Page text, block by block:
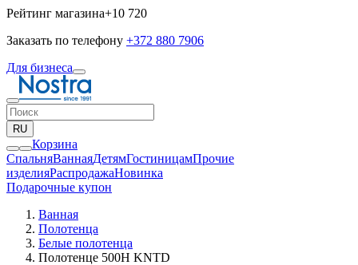
Рейтинг магазина+10 720
Заказать по телефону +372 880 7906
Для бизнеса
RU
Корзина
СпальняВаннаяДетямГостиницамПрочие
изделияPаспродажаНовинка
Подарочные купон
Ванная
Полотенца
Белые полотенца
Полотенце 500H KNTD